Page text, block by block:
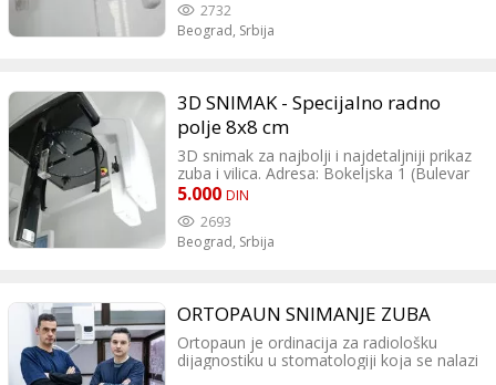
2732
Beograd, Srbija
3D SNIMAK - Specijalno radno
polje 8x8 cm
3D snimak za najbolji i najdetaljniji prikaz
zuba i vilica. Adresa: Bokeljska 1 (Bulevar
Oslobođenja 63a), Beograd Kontakt: 011
00-24h!
5.000 DIN
2693
Beograd, Srbija
ORTOPAUN SNIMANJE ZUBA
Ortopaun je ordinacija za radiološku
dijagnostiku u stomatologiji koja se nalazi